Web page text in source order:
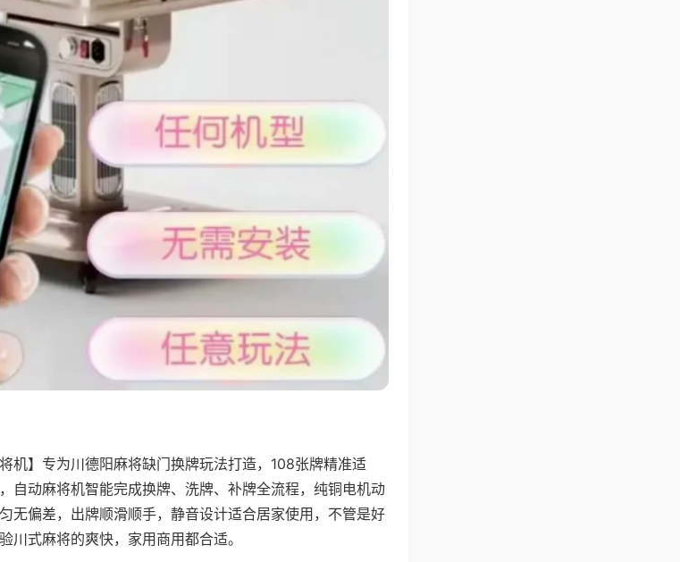
机】专为川德阳麻将缺门换牌玩法打造，108张牌精准适
自动麻将机智能完成换牌、洗牌、补牌全流程，纯铜电机动
无偏差，出牌顺滑顺手，静音设计适合居家使用，不管是好
川式麻将的爽快，家用商用都合适。